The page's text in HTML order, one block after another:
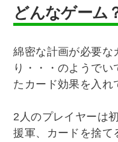
どんなゲーム
綿密な計画が必要な
り・・・のようでい
たカード効果を入れ
2人のプレイヤーは
援軍、カードを捨て